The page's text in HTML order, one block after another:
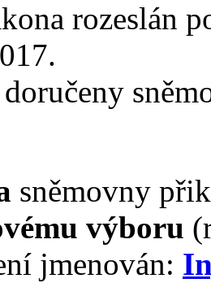
rozeslán
sněmovny
výboru
jmenován: